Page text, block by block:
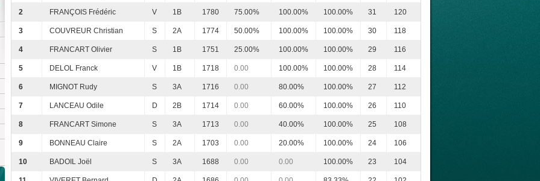
2 FRANÇOIS Frédéric V 1B 1780 75.00% 100.00% 100.00% 31 120
3 COUVREUR Christian S 2A 1774 50.00% 100.00% 100.00% 30 118
4 FRANCART Olivier S 1B 1751 25.00% 100.00% 100.00% 29 116
5 DELOL Franck V 1B 1718 0.00 100.00% 100.00% 28 114
6 MIGNOT Rudy S 3A 1716 0.00 80.00% 100.00% 27 112
7 LANCEAU Odile D 2B 1714 0.00 60.00% 100.00% 26 110
8 FRANCART Simone S 3A 1713 0.00 40.00% 100.00% 25 108
9 BONNEAU Claire S 2A 1703 0.00 20.00% 100.00% 24 106
10 BADOIL Joël S 3A 1688 0.00 0.00 100.00% 23 104